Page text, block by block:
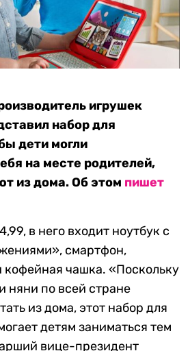
игрушек
набор для
дети могли
на месте родителей,
из дома. Об этом пишет
в него входит ноутбук с
смартфон,
кофейная чашка. «Поскольку
няни по всей стране
из дома, этот набор для
детям заниматься тем
вице-президент